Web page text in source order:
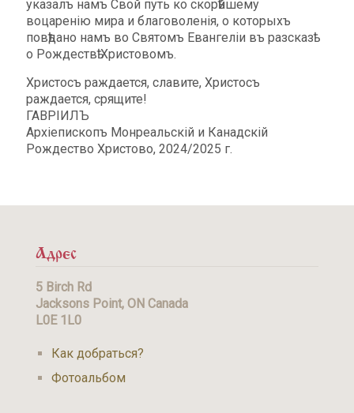
указалъ намъ Свой путь ко скорѣйшему
воцаренію мира и благоволенія, о которыхъ
повѣдано намъ во Святомъ Евангеліи въ разсказѣ
о Рождествѣ Христовомъ.
Христосъ раждается, славите, Христосъ
раждается, срящите!
ГАВРIИЛЪ
Архiепископъ Монреальскiй и Канадскiй
Рождество Христово, 2024/2025 г.
Адрес
5 Birch Rd
Jacksons Point, ON Canada
L0E 1L0
Как добраться?
Фотоальбом